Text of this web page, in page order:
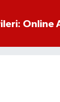
Online